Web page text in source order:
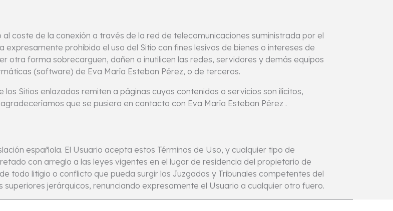
coste de la conexión a través de la red de telecomunicaciones suministrada por el
prohibido el uso del Sitio con fines lesivos de bienes o intereses de
otra forma sobrecarguen, dañen o inutilicen las redes, servidores y demás equipos
(software) de Eva María Esteban Pérez, o de terceros.
Sitios enlazados remiten a páginas cuyos contenidos o servicios son ilícitos,
que se pusiera en contacto con Eva María Esteban Pérez .
española. El Usuario acepta estos Términos de Uso, y cualquier tipo de
con arreglo a las leyes vigentes en el lugar de residencia del propietario de
todo litigio o conflicto que pueda surgir los Juzgados y Tribunales competentes del
jerárquicos, renunciando expresamente el Usuario a cualquier otro fuero.